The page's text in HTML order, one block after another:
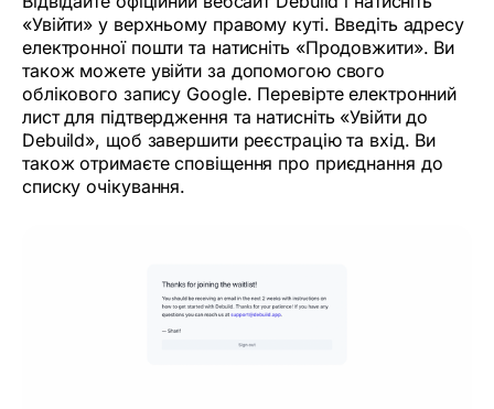
«Увійти» у верхньому правому куті. Введіть адресу
електронної пошти та натисніть «Продовжити». Ви
також можете увійти за допомогою свого
облікового запису Google. Перевірте електронний
лист для підтвердження та натисніть «Увійти до
Debuild», щоб завершити реєстрацію та вхід. Ви
також отримаєте сповіщення про приєднання до
списку очікування.